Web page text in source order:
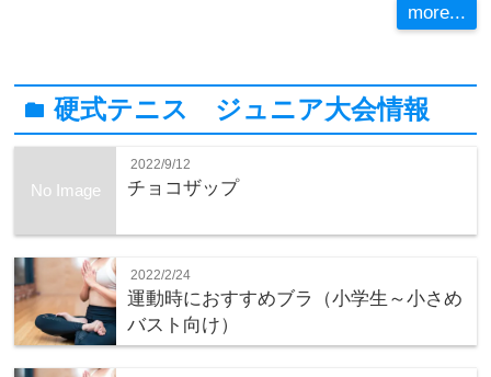
more...
folder硬式テニス ジュニア大会情報
No Image
2022/9/12
チョコザップ
2022/2/24
運動時におすすめブラ（小学生～小さめ
バスト向け）